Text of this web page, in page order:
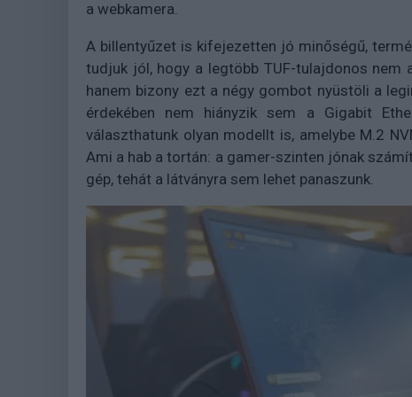
a webkamera.
A billentyűzet is kifejezetten jó minőségű,
tudjuk jól, hogy a legtöbb TUF-tulajdonos
hanem bizony ezt a négy gombot nyüstöli a
érdekében nem hiányzik sem a Gigabit
választhatunk olyan modellt is, amelybe M.2
Ami a hab a tortán: a gamer-szinten jónak
gép, tehát a látványra sem lehet panaszunk.